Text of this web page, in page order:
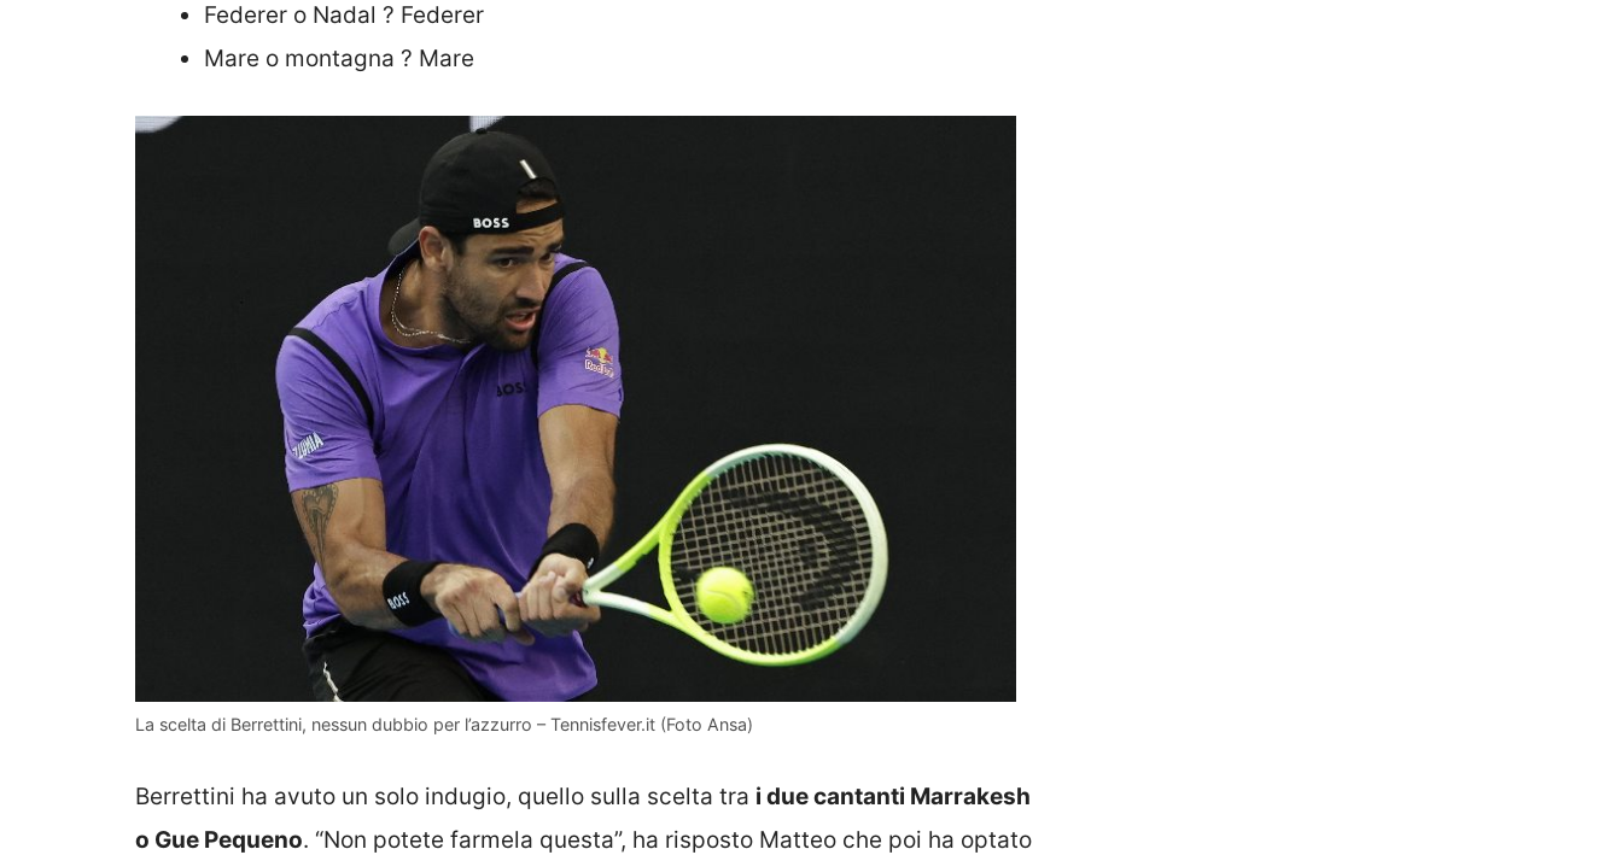
Federer o Nadal ? Federer
Mare o montagna ? Mare
La scelta di Berrettini, nessun dubbio per l’azzurro – Tennisfever.it (Foto Ansa)
Berrettini ha avuto un solo indugio, quello sulla scelta tra i due cantanti Marrakesh
o Gue Pequeno. “Non potete farmela questa”, ha risposto Matteo che poi ha optato